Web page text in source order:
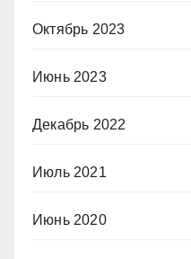
Октябрь 2023
Июнь 2023
Декабрь 2022
Июль 2021
Июнь 2020